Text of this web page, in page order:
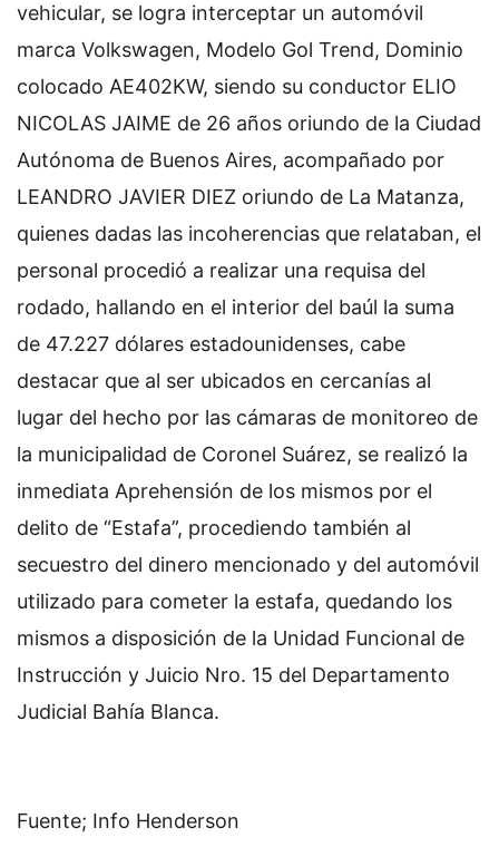
vehicular, se logra interceptar un automóvil
marca Volkswagen, Modelo Gol Trend, Dominio
colocado AE402KW, siendo su conductor ELIO
NICOLAS JAIME de 26 años oriundo de la Ciudad
Autónoma de Buenos Aires, acompañado por
LEANDRO JAVIER DIEZ oriundo de La Matanza,
quienes dadas las incoherencias que relataban, el
personal procedió a realizar una requisa del
rodado, hallando en el interior del baúl la suma
de 47.227 dólares estadounidenses, cabe
destacar que al ser ubicados en cercanías al
lugar del hecho por las cámaras de monitoreo de
la municipalidad de Coronel Suárez, se realizó la
inmediata Aprehensión de los mismos por el
delito de “Estafa”, procediendo también al
secuestro del dinero mencionado y del automóvil
utilizado para cometer la estafa, quedando los
mismos a disposición de la Unidad Funcional de
Instrucción y Juicio Nro. 15 del Departamento
Judicial Bahía Blanca.
Fuente; Info Henderson